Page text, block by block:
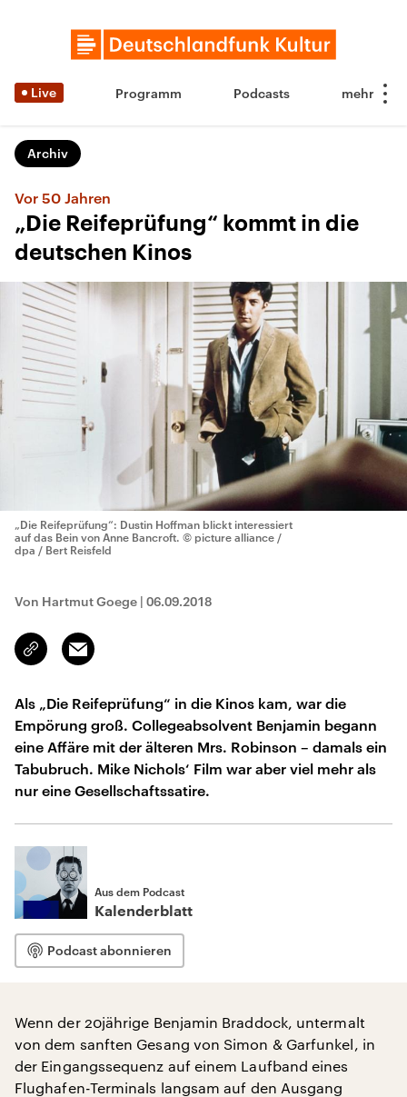
Live Programm Podcasts
Archiv
Vor 50 Jahren
„Die Reifeprüfung“ kommt in die
deutschen Kinos
„Die Reifeprüfung“: Dustin Hoffman blickt interessiert
auf das Bein von Anne Bancroft. © picture alliance /
dpa / Bert Reisfeld
Von Hartmut Goege | 06.09.2018
Link
kopieren/teilen
Email
Als „Die Reifeprüfung“ in die Kinos kam, war die
Empörung groß. Collegeabsolvent Benjamin begann
eine Affäre mit der älteren Mrs. Robinson – damals ein
Tabubruch. Mike Nichols‘ Film war aber viel mehr als
nur eine Gesellschaftssatire.
Aus dem Podcast
Kalenderblatt
Podcast abonnieren
Wenn der 20jährige Benjamin Braddock, untermalt
von dem sanften Gesang von Simon & Garfunkel, in
der Eingangssequenz auf einem Laufband eines
Flughafen-Terminals langsam auf den Ausgang